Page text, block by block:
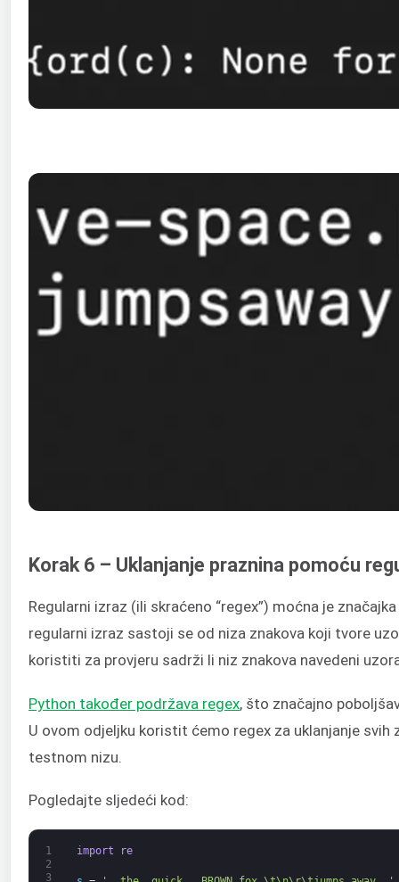
Korak 6 – Uklanjanje praznina pomoću
Regularni izraz (ili skraćeno “regex”) moćna je
regularni izraz sastoji se od niza znakova koji tvore
koristiti za provjeru sadrži li niz znakova navedeni
Python također podržava regex, što značajno
U ovom odjeljku koristit ćemo regex za uklanjanje svih
testnom nizu.
Pogledajte sljedeći kod:
1
2
3
import re